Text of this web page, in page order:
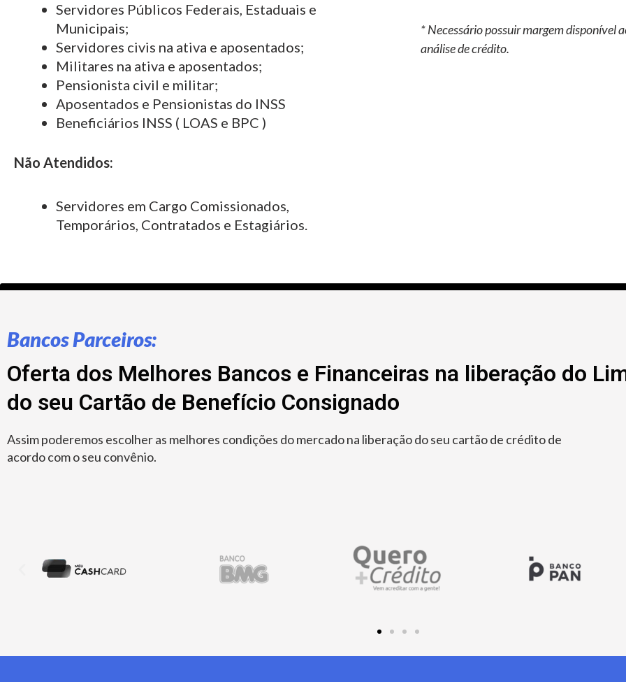
Servidores Públicos Federais, Estaduais e
Municipais;
Servidores civis na ativa e aposentados;
Militares na ativa e aposentados;
Pensionista civil e militar;
Aposentados e Pensionistas do INSS
Beneficiários INSS ( LOAS e BPC )
Não Atendidos:
Servidores em Cargo Comissionados,
Temporários, Contratados e Estagiários.
* Necessário possuir margem disponível
análise de crédito.
Bancos Parceiros:
Oferta dos Melhores Bancos e Financeiras na liberação do
do seu Cartão de Benefício Consignado
Assim poderemos escolher as melhores condições do mercado na liberação do seu cartão de crédito de
acordo com o seu convênio.